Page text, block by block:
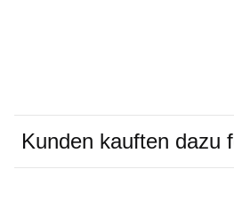
Kunden kauften dazu